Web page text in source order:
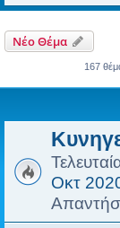
Νέο Θέμα
167
Οκτ